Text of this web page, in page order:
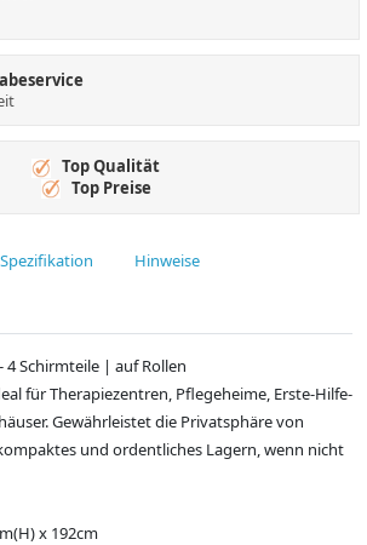
Top Qualität
Top Preise
Spezifikation Hinweise
- 4 Schirmteile | auf Rollen
für Therapiezentren, Pflegeheime, Erste-Hilfe-
Gewährleistet die Privatsphäre von
und ordentliches Lagern, wenn nicht
x 192cm